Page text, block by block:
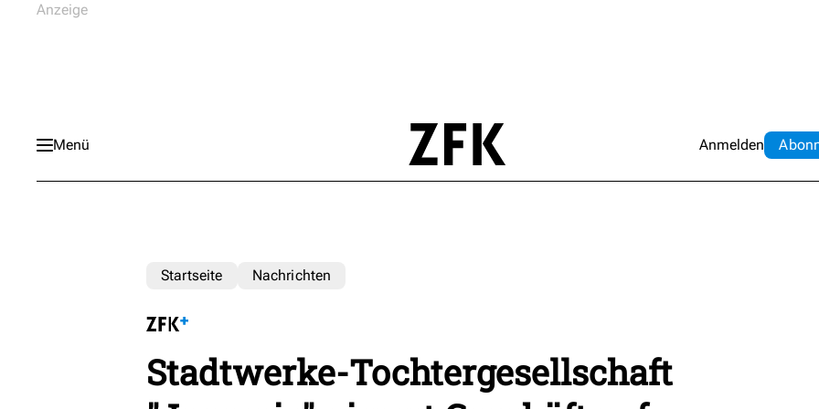
Menü Anmelden Abo
Startseite Nachrichten
Stadtwerke-Tochtergesellschaft